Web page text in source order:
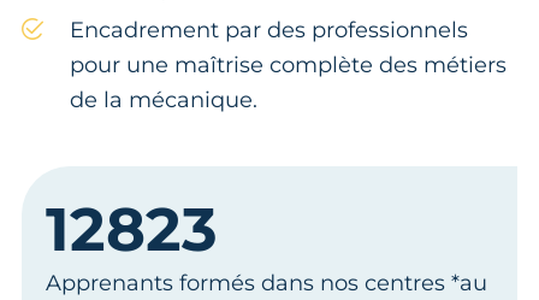
Encadrement par des professionnels
pour une maîtrise complète des métiers
de la mécanique.
12823
Apprenants formés dans nos centres *au